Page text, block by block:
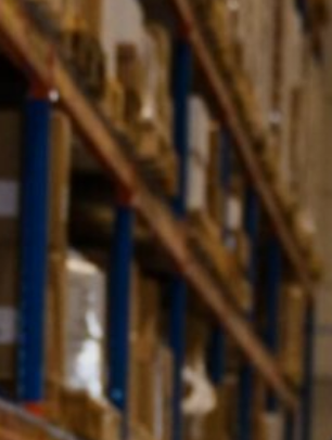
Logistiek medewerker (BOL)
Sittard, Arendstraat
Niveau:
Niveau 2
Duur: 1 jaar
Leerweg:BOL
Arendstraat
6135KT Sittard-Geleen
Telefoon:
088 - 001 50 00
E-mailadres:
info@vistacollege.nl
Aanmelden voor deze locatie